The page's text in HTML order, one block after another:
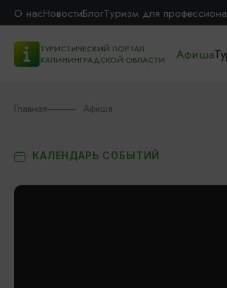
О насНовостиБлогТуризм для
ТУРИСТИЧЕСКИЙ ПОРТАЛ
КАЛИНИНГРАДСКОЙ ОБЛАСТИ
Афиша
Главная Афиша
КАЛЕНДАРЬ СОБЫТИЙ